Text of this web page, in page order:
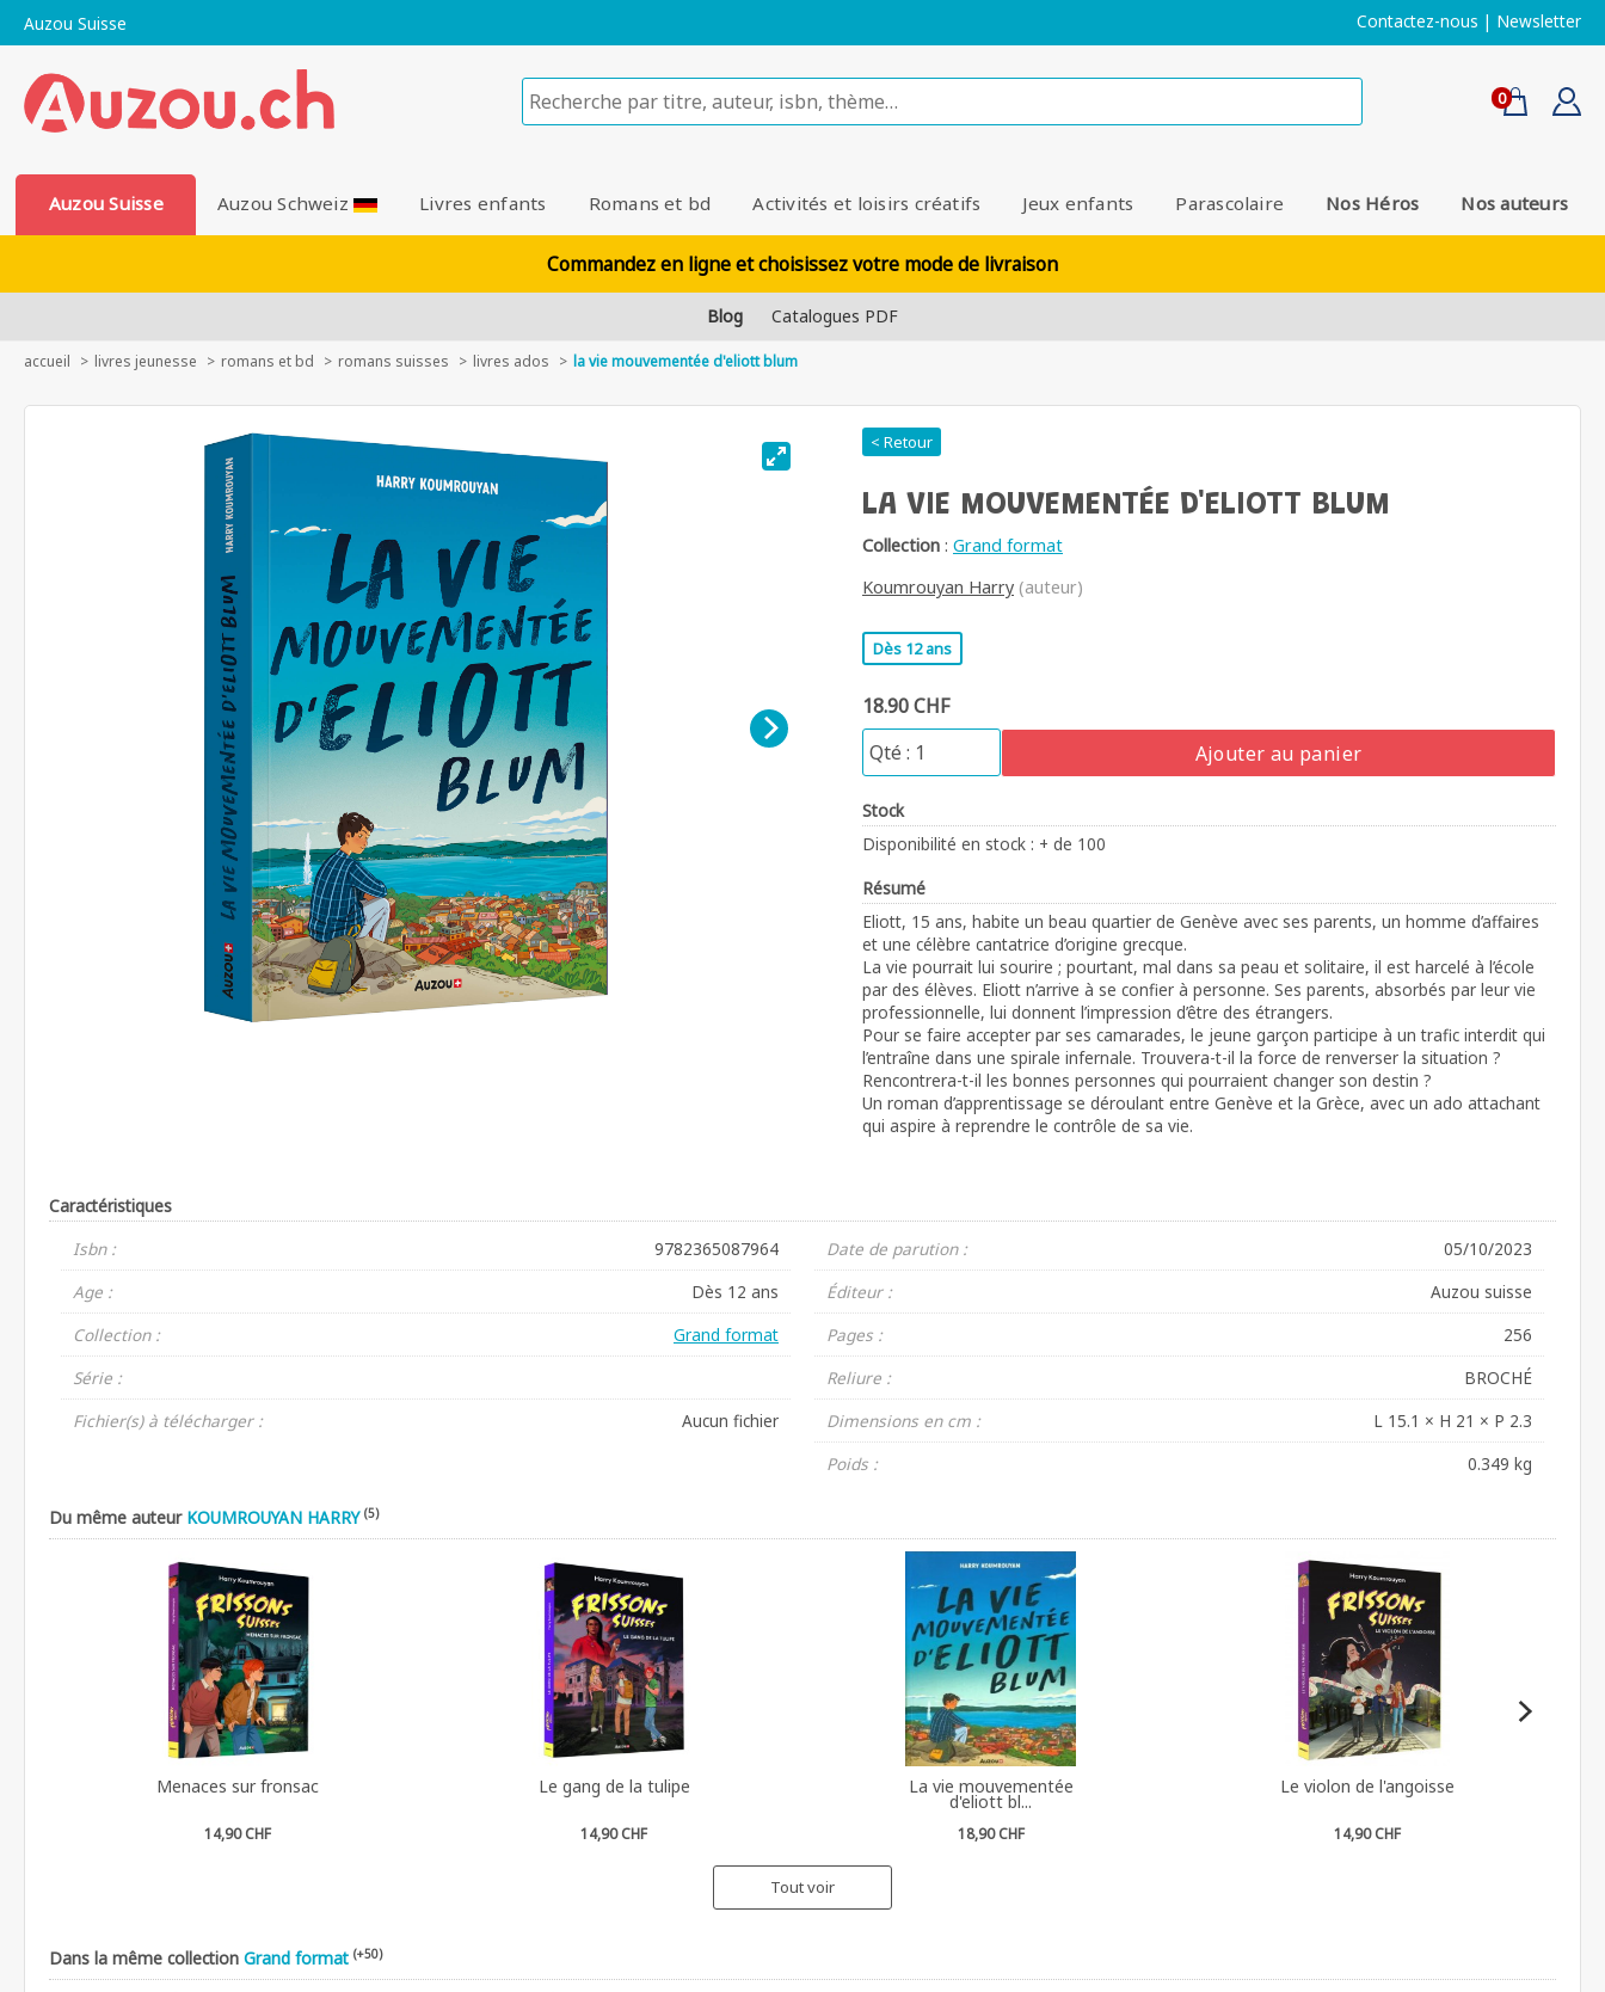
Auzou Suisse Contactez-nous | Newsletter
0
Auzou Suisse Auzou Schweiz Livres enfants Romans et bd Activités et loisirs créatifs Jeux enfants Parascolaire Nos Héros Nos auteurs
Commandez en ligne et choisissez votre mode de livraison
Blog Catalogues PDF
accueil livres jeunesse romans et bd romans suisses livres ados la vie mouvementée d'eliott blum
< Retour
LA VIE MOUVEMENTÉE D'ELIOTT BLUM
Collection : Grand format
Koumrouyan Harry (auteur)
Dès 12 ans
18.90 CHF
Ajouter au panier
Stock
Disponibilité en stock : + de 100
Résumé
Eliott, 15 ans, habite un beau quartier de Genève avec ses parents, un homme d’affaires
et une célèbre cantatrice d’origine grecque.
La vie pourrait lui sourire ; pourtant, mal dans sa peau et solitaire, il est harcelé à l’école
par des élèves. Eliott n’arrive à se confier à personne. Ses parents, absorbés par leur vie
professionnelle, lui donnent l’impression d’être des étrangers.
Pour se faire accepter par ses camarades, le jeune garçon participe à un trafic interdit qui
l’entraîne dans une spirale infernale. Trouvera-t-il la force de renverser la situation ?
Rencontrera-t-il les bonnes personnes qui pourraient changer son destin ?
Un roman d’apprentissage se déroulant entre Genève et la Grèce, avec un ado attachant
qui aspire à reprendre le contrôle de sa vie.
Caractéristiques
Isbn :
9782365087964
Age :
Dès 12 ans
Collection :
Grand format
Série :
Fichier(s) à télécharger :
Aucun fichier
Date de parution :
05/10/2023
Éditeur :
Auzou suisse
Pages :
256
Reliure :
BROCHÉ
Dimensions en cm :
L 15.1 × H 21 × P 2.3
Poids :
0.349 kg
Du même auteur KOUMROUYAN HARRY (5)
Menaces sur fronsac
14,90 CHF
Le gang de la tulipe
14,90 CHF
La vie mouvementée
d'eliott bl...
18,90 CHF
Le violon de l'angoisse
14,90 CHF
Tout voir
Dans la même collection Grand format (+50)